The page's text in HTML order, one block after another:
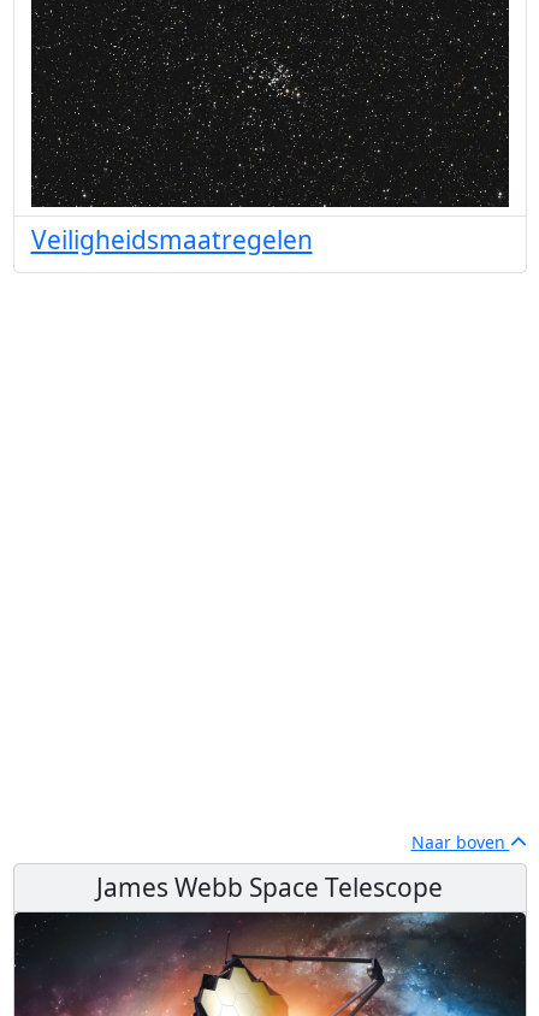
Veiligheidsmaatregelen
Naar boven
James Webb Space Telescope